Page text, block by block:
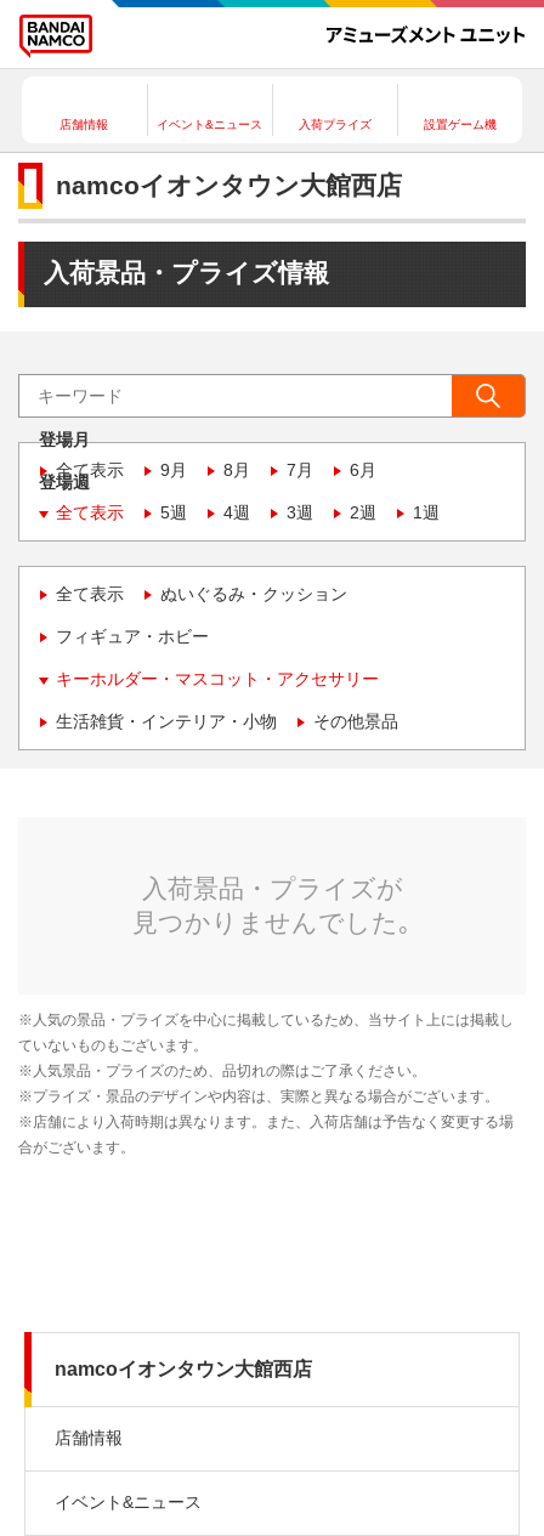
店舗情報 イベント&ニュース 入荷プライズ 設置ゲーム機
namcoイオンタウン大館西店
入荷景品・プライズ情報
登場月
全て表示
9月 8月 7月 6月
登場週
全て表示
5週 4週 3週 2週 1週
全て表示 ぬいぐるみ・クッション
フィギュア・ホビー
キーホルダー・マスコット・アクセサリー
生活雑貨・インテリア・小物 その他景品
namcoイオンタウン大館西店
店舗情報
イベント&ニュース